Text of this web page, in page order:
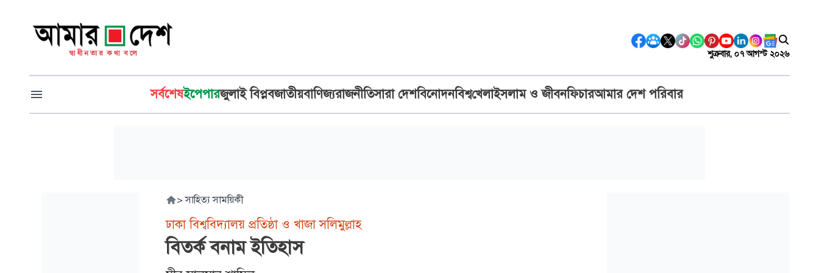
শুক্রবার, ০৭ আগস্ট ২০২৬
সর্বশেষইপেপারজুলাই বিপ্লবজাতীয়বাণিজ্যরাজনীতিসারা দেশবিনোদনবিশ্বখেলাইসলাম ও জীবনফিচারআমার দেশ পরিবার
> সাহিত্য সাময়িকী
ঢাকা বিশ্ববিদ্যালয় প্রতিষ্ঠা ও খাজা সলিমুল্লাহ
বিতর্ক বনাম ইতিহাস